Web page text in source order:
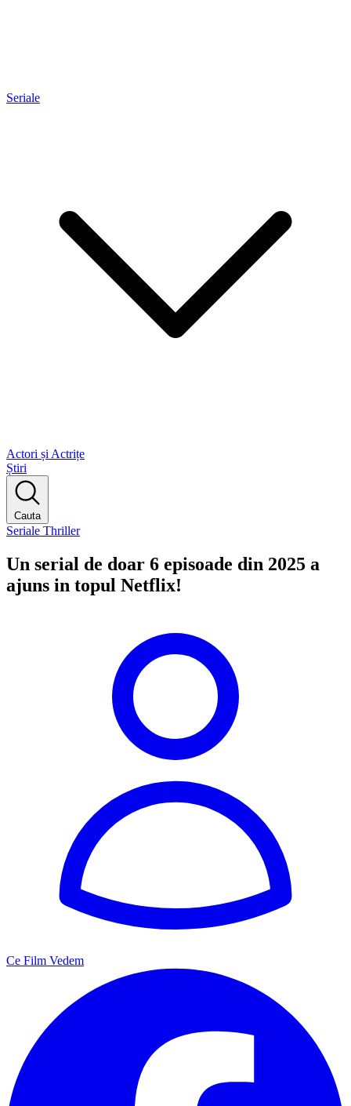
Seriale
Actori și Actrițe
Știri
Cauta
Seriale Thriller
Un serial de doar 6 episoade din 2025 a
ajuns in topul Netflix!
Ce Film Vedem